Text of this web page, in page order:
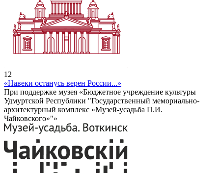
12
«Навеки останусь верен России...»
При поддержке музея «Бюджетное учреждение культуры
Удмуртской Республики "Государственный мемориально-
архитектурный комплекс «Музей-усадьба П.И.
Чайковского»"»